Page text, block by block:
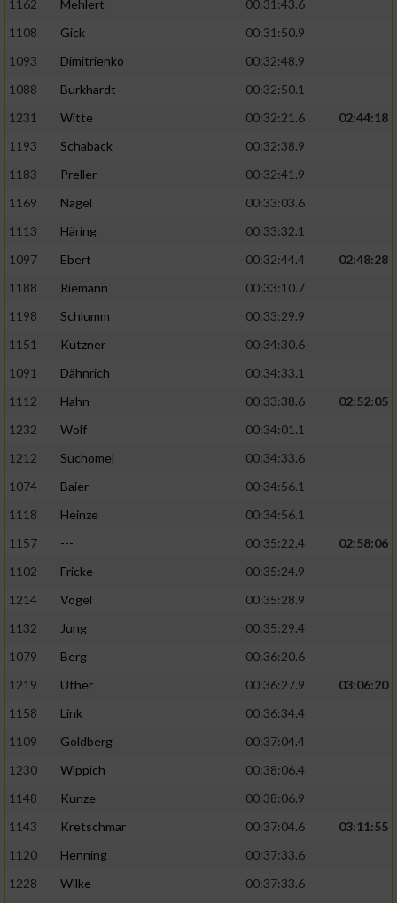
1162 Mehlert
00:31:43.6
1108
Gick
00:31:50.9
1093
Dimitrienko
00:32:48.9
1088
Burkhardt
00:32:50.1
1231
Witte 00:32:21.6
02:44:18
1193
Schaback
00:32:38.9
1183
Preller
00:32:41.9
1169
Nagel
00:33:03.6
1113
Häring
00:33:32.1
1097
Ebert 00:32:44.4
02:48:28
1188
Riemann
00:33:10.7
1198
Schlumm
00:33:29.9
1151
Kutzner
00:34:30.6
1091
Dähnrich
00:34:33.1
1112
Hahn 00:33:38.6
02:52:05
1232
Wolf
00:34:01.1
1212
Suchomel
00:34:33.6
1074
Baier
00:34:56.1
1118
Heinze
00:34:56.1
1157
--- 00:35:22.4
02:58:06
1102
Fricke
00:35:24.9
1214
Vogel
00:35:28.9
1132
Jung
00:35:29.4
1079
Berg
00:36:20.6
1219
Uther 00:36:27.9
03:06:20
1158
Link
00:36:34.4
1109
Goldberg
00:37:04.4
1230
Wippich
00:38:06.4
1148
Kunze
00:38:06.9
1143
Kretschmar 00:37:04.6
03:11:55
1120
Henning
00:37:33.6
1228
Wilke
00:37:33.6